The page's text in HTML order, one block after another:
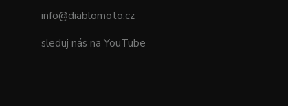
info@diablomoto.cz
sleduj nás na YouTube